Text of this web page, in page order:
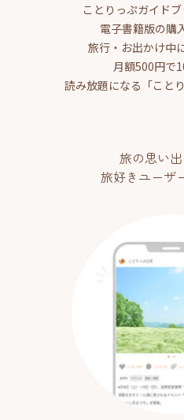
ことりっぷガイド
電子書籍版の購
旅行・お出かけ中
月額500円で
読み放題になる「こと
旅の思い出
旅好きユーザ